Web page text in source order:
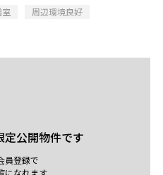
周辺環境良好
定公開物件です
員登録で